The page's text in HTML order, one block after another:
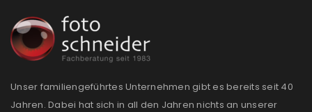
Unser familiengeführtes Unternehmen gibt es bereits seit 40
Jahren. Dabei hat sich in all den Jahren nichts an unserer